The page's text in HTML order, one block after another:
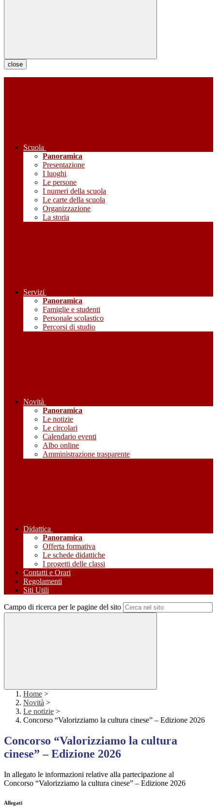
close
Scuola
Panoramica
Presentazione
I luoghi
Le persone
I numeri della scuola
Le carte della scuola
Organizzazione
La storia
Servizi
Panoramica
Famiglie e studenti
Personale scolastico
Percorsi di studio
Novità
Panoramica
Le notizie
Le circolari
Calendario eventi
Albo online
Amministrazione trasparente
Didattica
Panoramica
Offerta formativa
Le schede didattiche
I progetti delle classi
Contatti e Orari
Regolamenti
Siti Utili
Campo di ricerca per le pagine del sito
Home >
Novità >
Le notizie >
Concorso “Valorizziamo la cultura cinese” – Edizione 2026
Concorso “Valorizziamo la cultura
cinese” – Edizione 2026
In allegato le informazioni relative alla partecipazione al
Concorso “Valorizziamo la cultura cinese” – Edizione 2026
Allegati